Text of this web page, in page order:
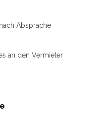
Absprache
an den Vermieter